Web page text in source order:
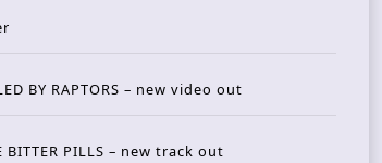
BY RAPTORS – new video out
BITTER PILLS – new track out